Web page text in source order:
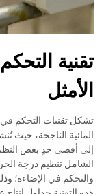
تقنية
الأمثل
تشكل تقنيات التحكم في
المائية الناجحة، حيث
إلى أقصى حدٍ بغض
الشامل تنظيم درجة
والتحكم في الإضاءة؛